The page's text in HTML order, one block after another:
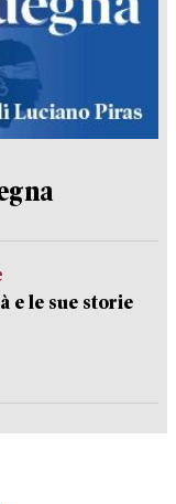
e le sue storie